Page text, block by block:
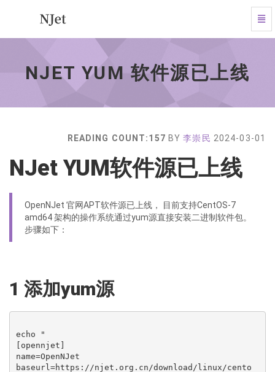
NJet
上
to
homepage
NJET YUM 软件源已上线
READING COUNT:157 BY李崇民 2024-03-01
NJet YUM软件源已上线
OpenNJet 官网APT软件源已上线， 目前支持CentOS-7
amd64 架构的操作系统通过yum源直接安装二进制软件包。
步骤如下：
1 添加yum源
echo "
[opennjet]
name=OpenNJet
baseurl=https://njet.org.cn/download/linux/cento